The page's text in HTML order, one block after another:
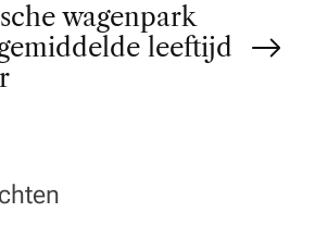
wagenpark
leeftijd